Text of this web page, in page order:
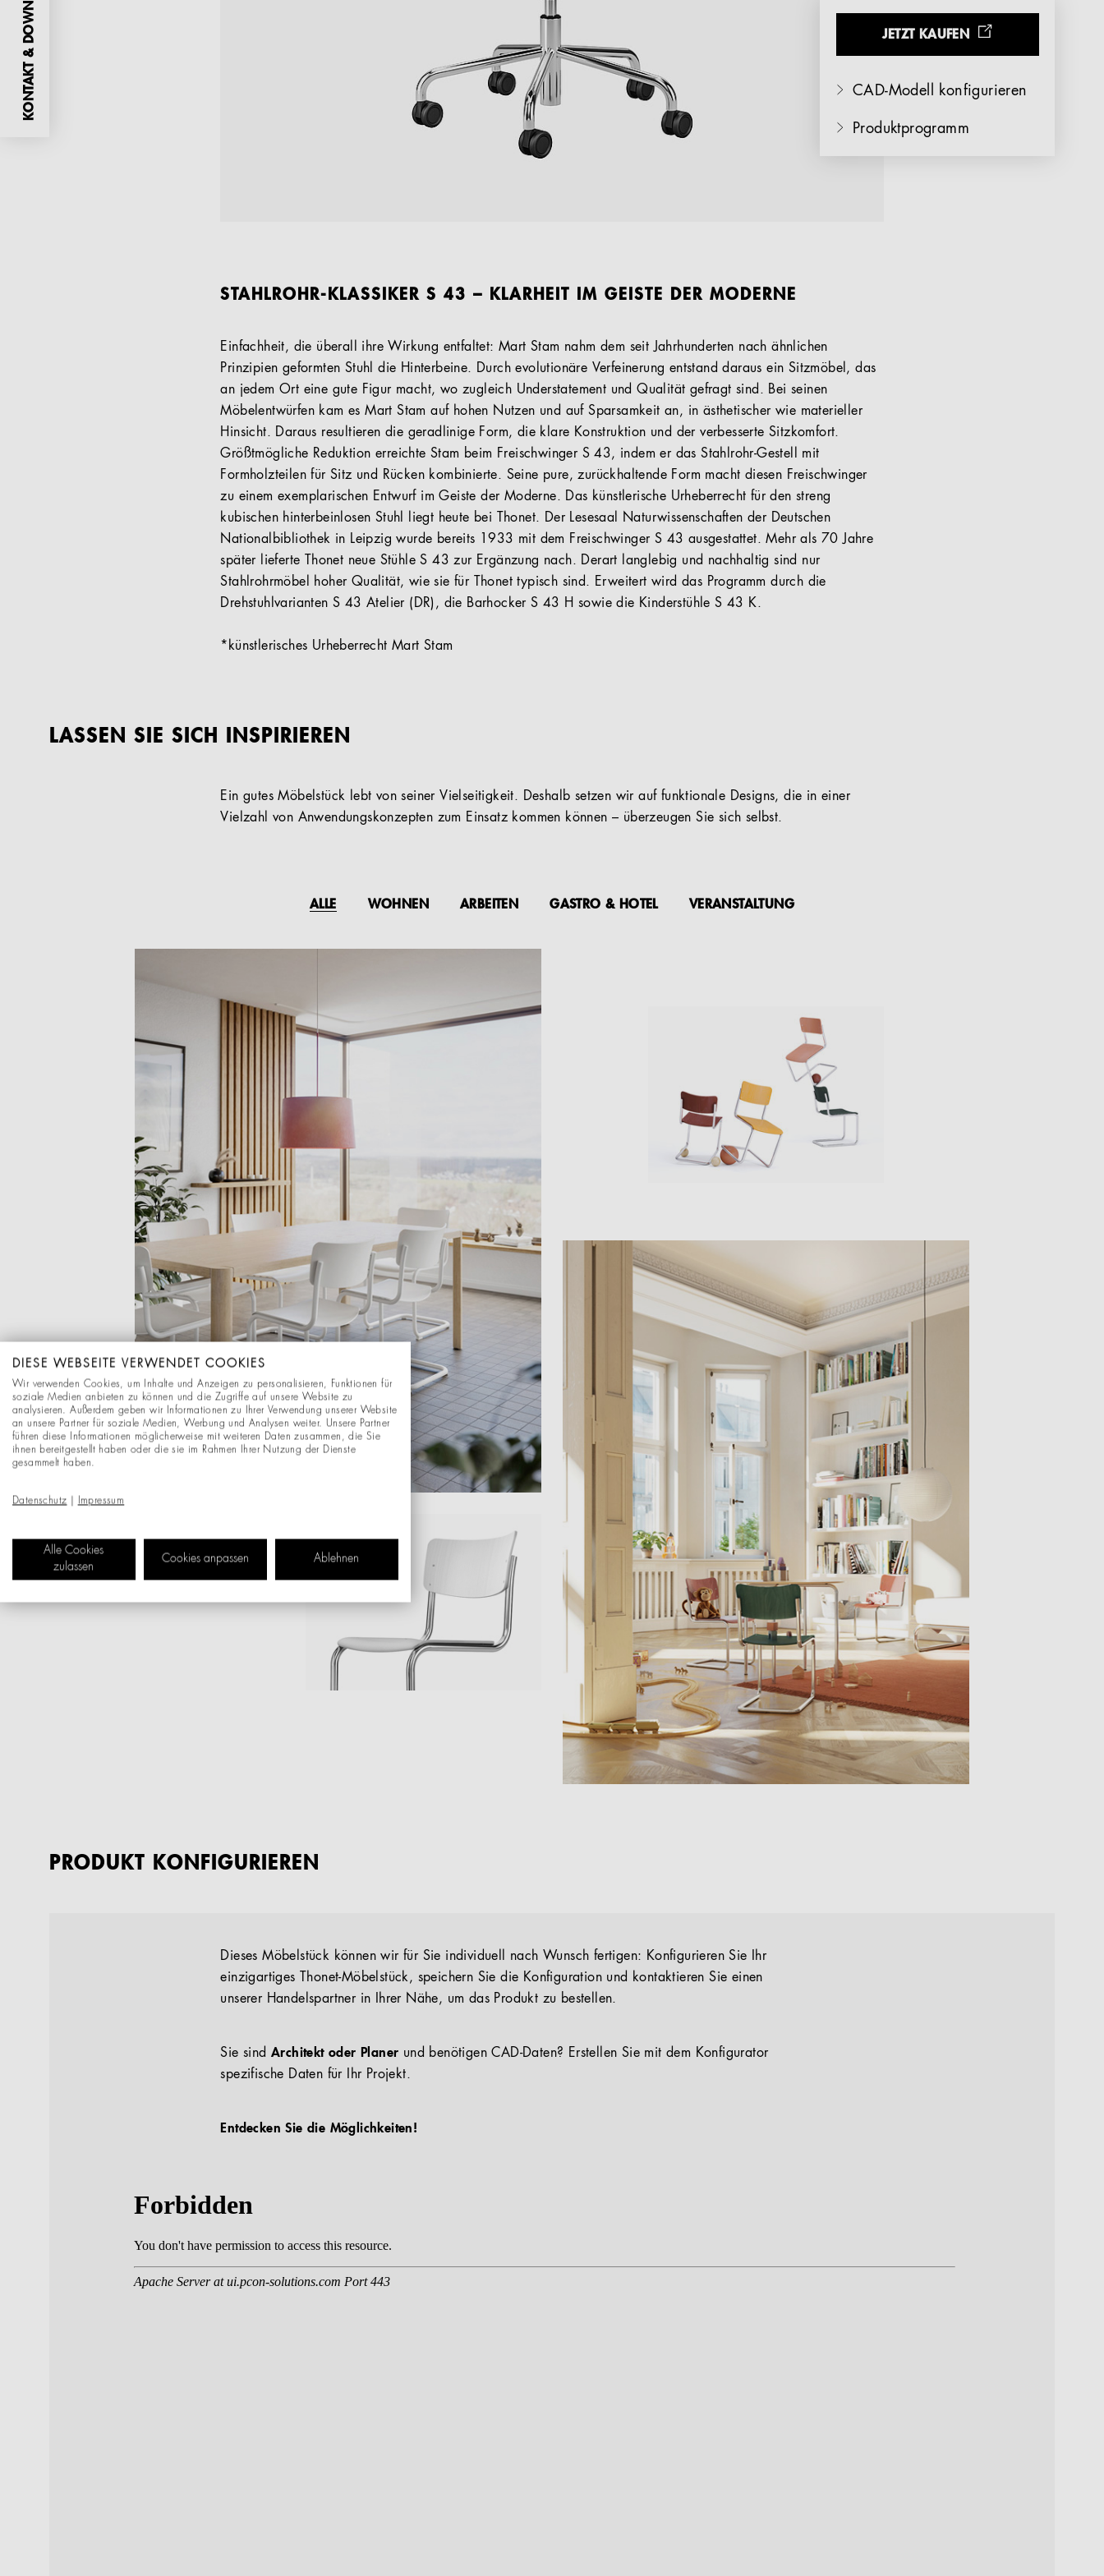
KONTAKT & DOWNLOADS JETZT KAUFEN
CAD-Modell konfigurieren
Produktprogramm
STAHLROHR-KLASSIKER S 43 – KLARHEIT IM GEISTE DER MODERNE
Einfachheit, die überall ihre Wirkung entfaltet: Mart Stam nahm dem seit Jahrhunderten nach ähnlichen
Prinzipien geformten Stuhl die Hinterbeine. Durch evolutionäre Verfeinerung entstand daraus ein Sitzmöbel, das
an jedem Ort eine gute Figur macht, wo zugleich Understatement und Qualität gefragt sind. Bei seinen
Möbelentwürfen kam es Mart Stam auf hohen Nutzen und auf Sparsamkeit an, in ästhetischer wie materieller
Hinsicht. Daraus resultieren die geradlinige Form, die klare Konstruktion und der verbesserte Sitzkomfort.
Größtmögliche Reduktion erreichte Stam beim Freischwinger S 43, indem er das Stahlrohr-Gestell mit
Formholzteilen für Sitz und Rücken kombinierte. Seine pure, zurückhaltende Form macht diesen Freischwinger
zu einem exemplarischen Entwurf im Geiste der Moderne. Das künstlerische Urheberrecht für den streng
kubischen hinterbeinlosen Stuhl liegt heute bei Thonet. Der Lesesaal Naturwissenschaften der Deutschen
Nationalbibliothek in Leipzig wurde bereits 1933 mit dem Freischwinger S 43 ausgestattet. Mehr als 70 Jahre
später lieferte Thonet neue Stühle S 43 zur Ergänzung nach. Derart langlebig und nachhaltig sind nur
Stahlrohrmöbel hoher Qualität, wie sie für Thonet typisch sind. Erweitert wird das Programm durch die
Drehstuhlvarianten S 43 Atelier (DR), die Barhocker S 43 H sowie die Kinderstühle S 43 K.
*künstlerisches Urheberrecht Mart Stam
LASSEN SIE SICH INSPIRIEREN
Ein gutes Möbelstück lebt von seiner Vielseitigkeit. Deshalb setzen wir auf funktionale Designs, die in einer
Vielzahl von Anwendungskonzepten zum Einsatz kommen können – überzeugen Sie sich selbst.
ALLE WOHNEN ARBEITEN GASTRO & HOTEL VERANSTALTUNG
PRODUKT KONFIGURIEREN
Dieses Möbelstück können wir für Sie individuell nach Wunsch fertigen: Konfigurieren Sie Ihr
einzigartiges Thonet-Möbelstück, speichern Sie die Konfiguration und kontaktieren Sie einen
unserer Handelspartner in Ihrer Nähe, um das Produkt zu bestellen.
Sie sind Architekt oder Planer und benötigen CAD-Daten? Erstellen Sie mit dem Konfigurator
spezifische Daten für Ihr Projekt.
Entdecken Sie die Möglichkeiten!
DIESE WEBSEITE VERWENDET COOKIES
Wir verwenden Cookies, um Inhalte und Anzeigen zu personalisieren, Funktionen für
soziale Medien anbieten zu können und die Zugriffe auf unsere Website zu
analysieren. Außerdem geben wir Informationen zu Ihrer Verwendung unserer Website
an unsere Partner für soziale Medien, Werbung und Analysen weiter. Unsere Partner
führen diese Informationen möglicherweise mit weiteren Daten zusammen, die Sie
ihnen bereitgestellt haben oder die sie im Rahmen Ihrer Nutzung der Dienste
gesammelt haben.
Datenschutz Impressum
Alle Cookies
zulassen
Cookies anpassen Ablehnen